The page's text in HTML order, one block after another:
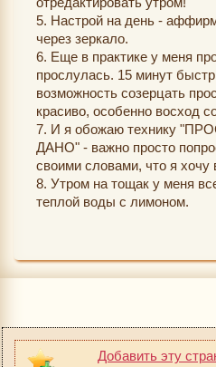
5. Настрой на день -
через зеркало.
6. Еще в практике у меня
прослулась. 15 минут
возможность созерцать
красиво, особенно восход
7. И я обожаю технику
ДАНО" - важно просто
своими словами, что я хочу
8. Утром на тощак у меня
теплой воды с лимоном.
Добавить эту